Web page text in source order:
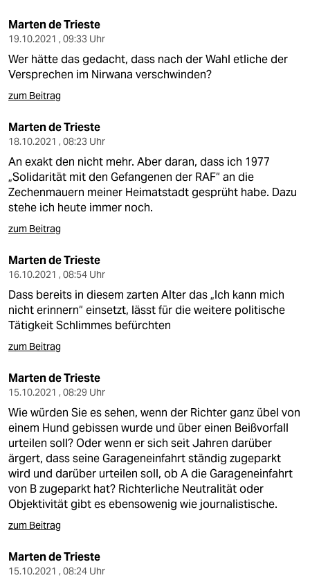
Marten de Trieste
19.10.2021 , 09:33 Uhr
Wer hätte das gedacht, dass nach der Wahl etliche der
Versprechen im Nirwana verschwinden?
zum Beitrag
Marten de Trieste
18.10.2021 , 08:23 Uhr
An exakt den nicht mehr. Aber daran, dass ich 1977
„Solidarität mit den Gefangenen der RAF“ an die
Zechenmauern meiner Heimatstadt gesprüht habe. Dazu
stehe ich heute immer noch.
zum Beitrag
Marten de Trieste
16.10.2021 , 08:54 Uhr
Dass bereits in diesem zarten Alter das „Ich kann mich
nicht erinnern“ einsetzt, lässt für die weitere politische
Tätigkeit Schlimmes befürchten
zum Beitrag
Marten de Trieste
15.10.2021 , 08:29 Uhr
Wie würden Sie es sehen, wenn der Richter ganz übel von
einem Hund gebissen wurde und über einen Beißvorfall
urteilen soll? Oder wenn er sich seit Jahren darüber
ärgert, dass seine Garageneinfahrt ständig zugeparkt
wird und darüber urteilen soll, ob A die Garageneinfahrt
von B zugeparkt hat? Richterliche Neutralität oder
Objektivität gibt es ebensowenig wie journalistische.
zum Beitrag
Marten de Trieste
15.10.2021 , 08:24 Uhr